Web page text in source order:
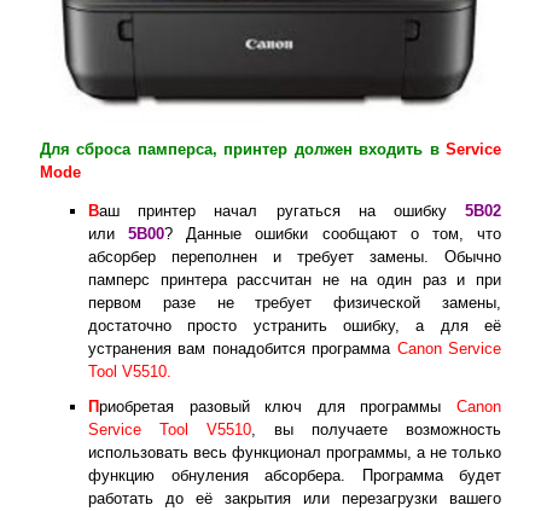
Для сброса памперса, принтер должен входить в Service
Mode
Ваш принтер начал ругаться на ошибку 5B02
или5B00? Данные ошибки сообщают о том, что
абсорбер переполнен и требует замены. Обычно
памперс принтера рассчитан не на один раз и при
первом разе не требует физической замены,
достаточно просто устранить ошибку, а для её
устранения вам понадобится программа Canon Service
Tool V5510.
Приобретая разовый ключ для программы Canon
Service Tool V5510, вы получаете возможность
использовать весь функционал программы, а не только
функцию обнуления абсорбера. Программа будет
работать до её закрытия или перезагрузки вашего